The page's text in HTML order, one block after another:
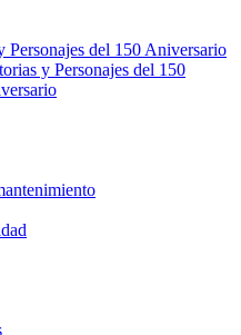
Personajes del 150 Aniversario
y Personajes del 150